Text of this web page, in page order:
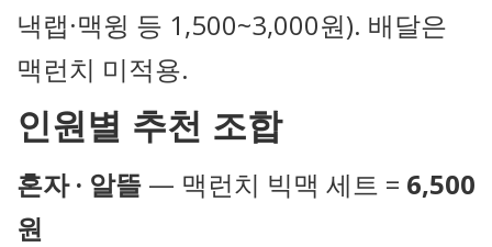
낵랩·맥윙 등 1,500~3,000원). 배달은
맥런치 미적용.
인원별 추천 조합
혼자 · 알뜰 — 맥런치 빅맥 세트 = 6,500
원